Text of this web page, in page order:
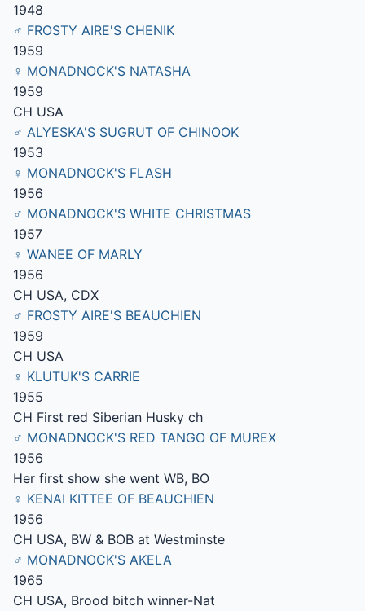
1948
♂ FROSTY AIRE'S CHENIK
1959
♀ MONADNOCK'S NATASHA
1959
CH USA
♂ ALYESKA'S SUGRUT OF CHINOOK
1953
♀ MONADNOCK'S FLASH
1956
♂ MONADNOCK'S WHITE CHRISTMAS
1957
♀ WANEE OF MARLY
1956
CH USA, CDX
♂ FROSTY AIRE'S BEAUCHIEN
1959
CH USA
♀ KLUTUK'S CARRIE
1955
CH First red Siberian Husky ch
♂ MONADNOCK'S RED TANGO OF MUREX
1956
Her first show she went WB, BO
♀ KENAI KITTEE OF BEAUCHIEN
1956
CH USA, BW & BOB at Westminste
♂ MONADNOCK'S AKELA
1965
CH USA, Brood bitch winner-Nat